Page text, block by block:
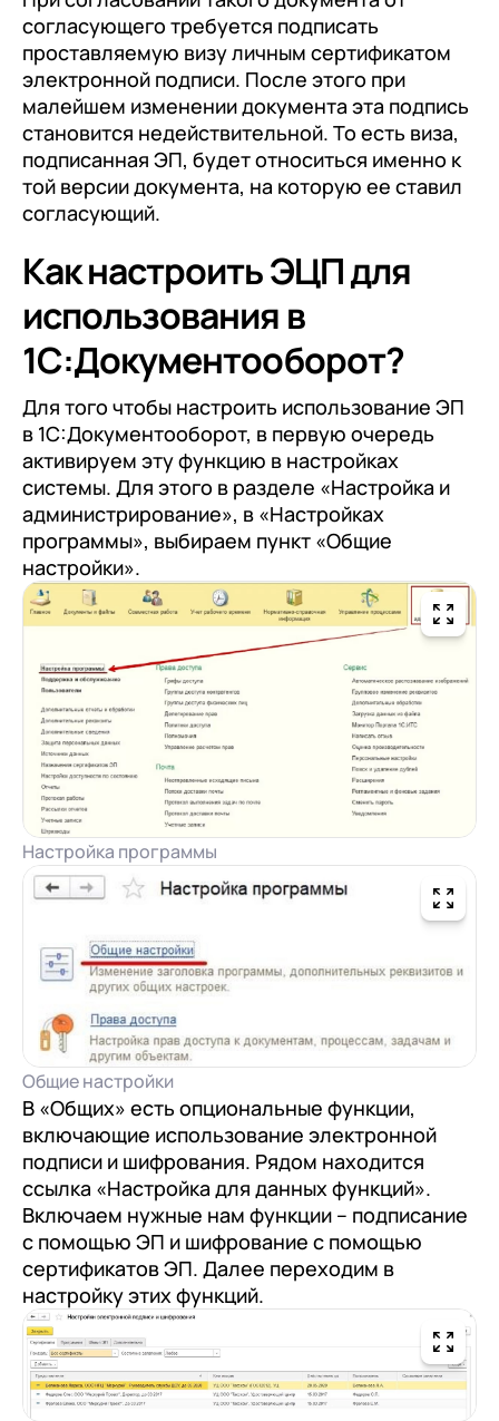
согласующего требуется подписать
проставляемую визу личным сертификатом
электронной подписи. После этого при
малейшем изменении документа эта подпись
становится недействительной. То есть виза,
подписанная ЭП, будет относиться именно к
той версии документа, на которую ее ставил
согласующий.
Как настроить ЭЦП для
использования в
1С:Документооборот?
Для того чтобы настроить использование ЭП
в 1С:Документооборот, в первую очередь
активируем эту функцию в настройках
системы. Для этого в разделе «Настройка и
администрирование», в «Настройках
программы», выбираем пункт «Общие
настройки».
Настройка программы
Общие настройки
В «Общих» есть опциональные функции,
включающие использование электронной
подписи и шифрования. Рядом находится
ссылка «Настройка для данных функций».
Включаем нужные нам функции – подписание
с помощью ЭП и шифрование с помощью
сертификатов ЭП. Далее переходим в
настройку этих функций.